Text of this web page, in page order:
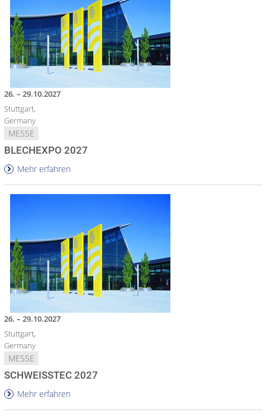
26. – 29.10.2027
Stuttgart,
Germany
MESSE
BLECHEXPO 2027
Mehr erfahren
26. – 29.10.2027
Stuttgart,
Germany
MESSE
SCHWEISSTEC 2027
Mehr erfahren